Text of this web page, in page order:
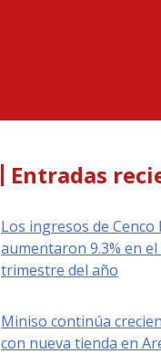
Entradas
Los ingresos de Cenco
aumentaron 9.3% en
trimestre del año
Miniso continúa
con nueva tienda en